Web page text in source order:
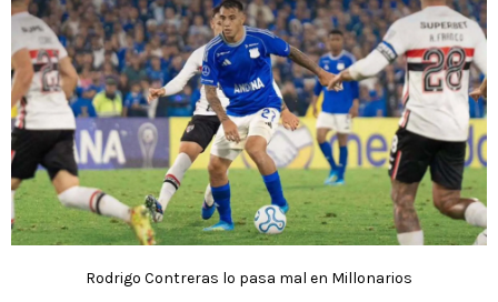
Rodrigo Contreras lo pasa mal en Millonarios